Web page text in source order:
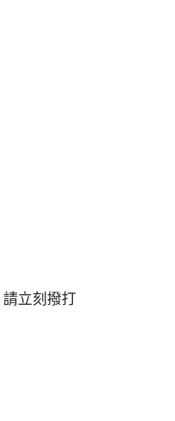
立刻撥打